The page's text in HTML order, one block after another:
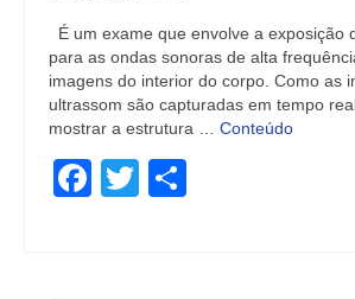
É um exame que envolve a exposição
para as ondas sonoras de alta
imagens do interior do corpo. Como as
ultrassom são capturadas em tempo
mostrar a estrutura … Conteúdo
Facebook
Twitter